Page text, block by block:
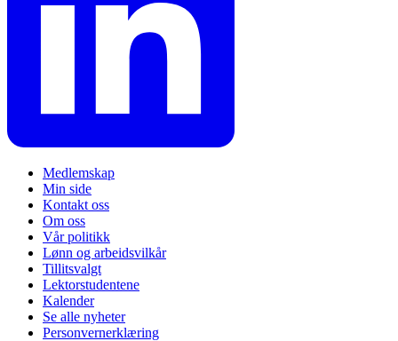
Medlemskap
Min side
Kontakt oss
Om oss
Vår politikk
Lønn og arbeidsvilkår
Tillitsvalgt
Lektorstudentene
Kalender
Se alle nyheter
Personvernerklæring